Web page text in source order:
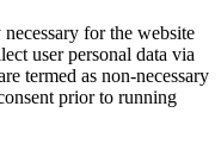
for the website
user personal data via
termed as non-necessary
prior to running